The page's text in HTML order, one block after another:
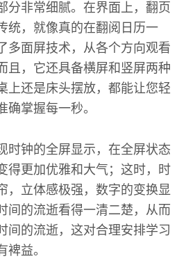
分非常细腻。在界面上，翻页
统，就像真的在翻阅日历一
多面屏技术，从各个方向观看
且，它还具备横屏和竖屏两种
上还是床头摆放，都能让您轻
确掌握每一秒。
时钟的全屏显示，在全屏状态
得更加优雅和大气；这时，时
，立体感极强，数字的变换显
间的流逝看得一清二楚，从而
间的流逝，这对合理安排学习
裨益。